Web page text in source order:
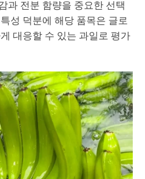
과 전분 함량을 중요한 선택
성 덕분에 해당 품목은 글로
대응할 수 있는 과일로 평가